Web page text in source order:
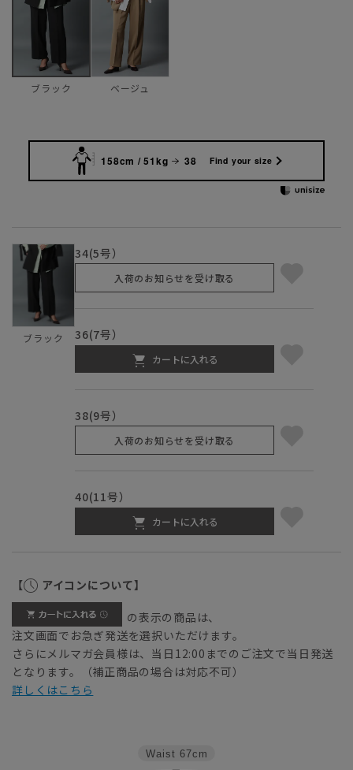
ブラック ベージュ
158cm / 51kg 38 Find your size
ブラック
34(5号）
入荷のお知らせを受け取る
36(7号）
カートに入れる
38(9号）
入荷のお知らせを受け取る
40(11号）
カートに入れる
【 アイコンについて】
の表示の商品は、
注文画面でお急ぎ発送を選択いただけます。
さらにメルマガ会員様は、当日12:00までのご注文で当日発送
となります。（補正商品の場合は対応不可）
詳しくはこちら
Waist 67cm